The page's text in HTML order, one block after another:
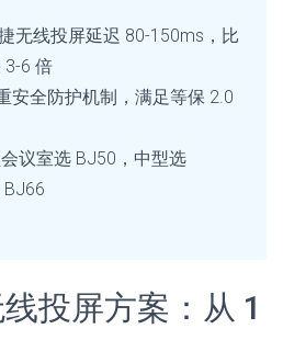
无线投屏延迟 80-150ms，比
3-6 倍
安全防护机制，满足等保 2.0
议室选 BJ50，中型选
BJ66
投屏方案：从 1